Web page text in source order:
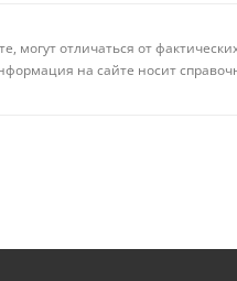
могут отличаться от
на сайте носит